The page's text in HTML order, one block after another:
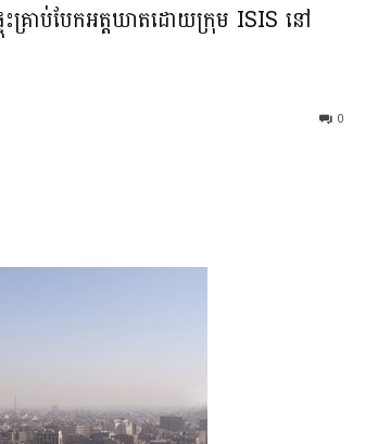
គ្រាប់បែកអត្តឃាតដោយក្រុម ISIS នៅ
0